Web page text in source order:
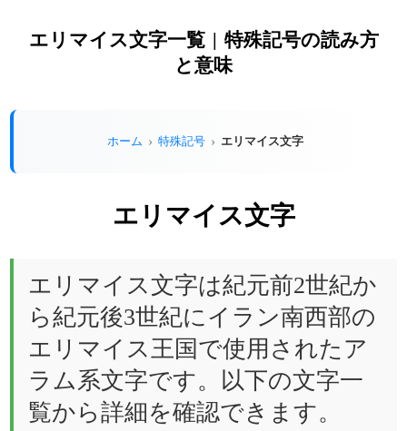
エリマイス文字一覧 | 特殊記号の読み方
と意味
ホーム 特殊記号 エリマイス文字
エリマイス文字
エリマイス文字は紀元前2世紀か
ら紀元後3世紀にイラン南西部の
エリマイス王国で使用されたア
ラム系文字です。以下の文字一
覧から詳細を確認できます。